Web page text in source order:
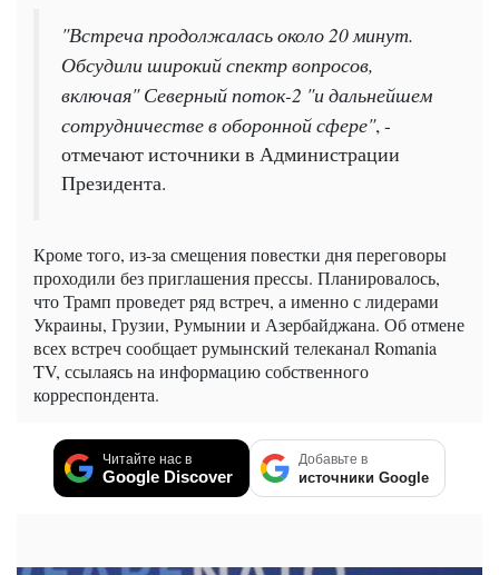
"Встреча продолжалась около 20 минут.
Обсудили широкий спектр вопросов,
включая" Северный поток-2 "и дальнейшем
сотрудничестве в оборонной сфере", -
отмечают источники в Администрации
Президента.
Кроме того, из-за смещения повестки дня переговоры
проходили без приглашения прессы. Планировалось,
что Трамп проведет ряд встреч, а именно с лидерами
Украины, Грузии, Румынии и Азербайджана. Об отмене
всех встреч сообщает румынский телеканал Romania
TV, ссылаясь на информацию собственного
корреспондента.
Читайте нас в
Google Discover
Добавьте в
источники Google